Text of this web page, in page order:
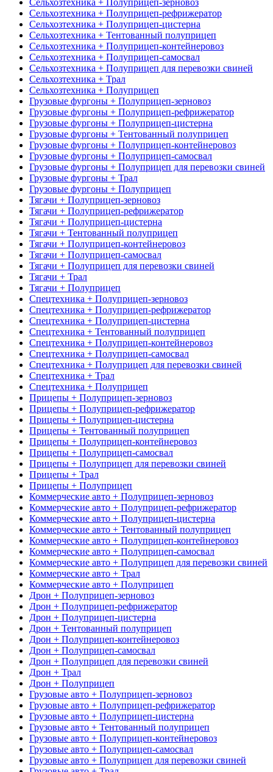
Сельхозтехника + Полуприцеп-рефрижератор
Сельхозтехника + Полуприцеп-цистерна
Сельхозтехника + Тентованный полуприцеп
Сельхозтехника + Полуприцеп-контейнеровоз
Сельхозтехника + Полуприцеп-самосвал
Сельхозтехника + Полуприцеп для перевозки свиней
Сельхозтехника + Трал
Сельхозтехника + Полуприцеп
Грузовые фургоны + Полуприцеп-зерновоз
Грузовые фургоны + Полуприцеп-рефрижератор
Грузовые фургоны + Полуприцеп-цистерна
Грузовые фургоны + Тентованный полуприцеп
Грузовые фургоны + Полуприцеп-контейнеровоз
Грузовые фургоны + Полуприцеп-самосвал
Грузовые фургоны + Полуприцеп для перевозки свиней
Грузовые фургоны + Трал
Грузовые фургоны + Полуприцеп
Тягачи + Полуприцеп-зерновоз
Тягачи + Полуприцеп-рефрижератор
Тягачи + Полуприцеп-цистерна
Тягачи + Тентованный полуприцеп
Тягачи + Полуприцеп-контейнеровоз
Тягачи + Полуприцеп-самосвал
Тягачи + Полуприцеп для перевозки свиней
Тягачи + Трал
Тягачи + Полуприцеп
Спецтехника + Полуприцеп-зерновоз
Спецтехника + Полуприцеп-рефрижератор
Спецтехника + Полуприцеп-цистерна
Спецтехника + Тентованный полуприцеп
Спецтехника + Полуприцеп-контейнеровоз
Спецтехника + Полуприцеп-самосвал
Спецтехника + Полуприцеп для перевозки свиней
Спецтехника + Трал
Спецтехника + Полуприцеп
Прицепы + Полуприцеп-зерновоз
Прицепы + Полуприцеп-рефрижератор
Прицепы + Полуприцеп-цистерна
Прицепы + Тентованный полуприцеп
Прицепы + Полуприцеп-контейнеровоз
Прицепы + Полуприцеп-самосвал
Прицепы + Полуприцеп для перевозки свиней
Прицепы + Трал
Прицепы + Полуприцеп
Коммерческие авто + Полуприцеп-зерновоз
Коммерческие авто + Полуприцеп-рефрижератор
Коммерческие авто + Полуприцеп-цистерна
Коммерческие авто + Тентованный полуприцеп
Коммерческие авто + Полуприцеп-контейнеровоз
Коммерческие авто + Полуприцеп-самосвал
Коммерческие авто + Полуприцеп для перевозки свиней
Коммерческие авто + Трал
Коммерческие авто + Полуприцеп
Дрон + Полуприцеп-зерновоз
Дрон + Полуприцеп-рефрижератор
Дрон + Полуприцеп-цистерна
Дрон + Тентованный полуприцеп
Дрон + Полуприцеп-контейнеровоз
Дрон + Полуприцеп-самосвал
Дрон + Полуприцеп для перевозки свиней
Дрон + Трал
Дрон + Полуприцеп
Грузовые авто + Полуприцеп-зерновоз
Грузовые авто + Полуприцеп-рефрижератор
Грузовые авто + Полуприцеп-цистерна
Грузовые авто + Тентованный полуприцеп
Грузовые авто + Полуприцеп-контейнеровоз
Грузовые авто + Полуприцеп-самосвал
Грузовые авто + Полуприцеп для перевозки свиней